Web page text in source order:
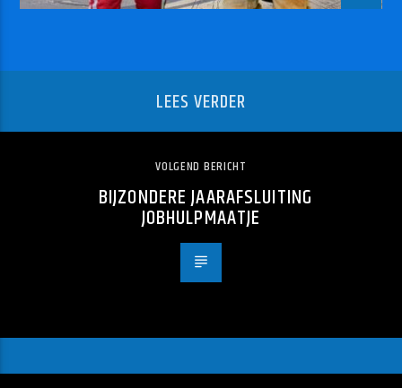
LEES VERDER
VOLGEND BERICHT
BIJZONDERE JAARAFSLUITING
JOBHULPMAATJE